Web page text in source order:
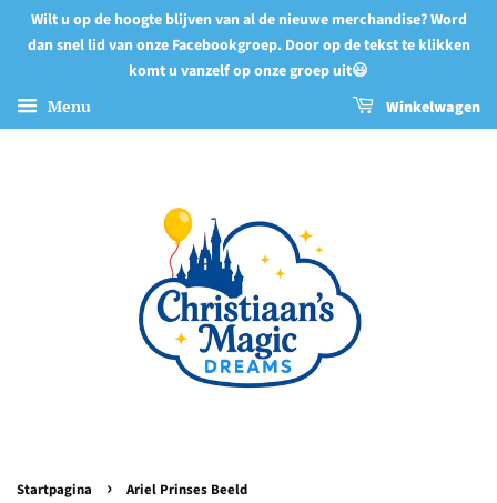
Wilt u op de hoogte blijven van al de nieuwe merchandise? Word
dan snel lid van onze Facebookgroep. Door op de tekst te klikken
komt u vanzelf op onze groep uit😃
Menu Winkelwagen
Startpagina › Ariel Prinses Beeld